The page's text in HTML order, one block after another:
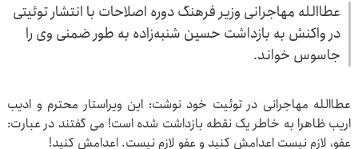
عطاالله مهاجرانی وزیر فرهنگ دوره اصلاحات با انتشار توئیتی
در واکنش به بازداشت حسین شنبه‌زاده به طور ضمنی وی را
جاسوس خواند.
عطاالله مهاجرانی در توئیت خود نوشت: این ویراستار محترم و ادیب
اریب ظاهرا به خاطر یک نقطه بازداشت شده است! می گفتند در عبارت:
عفو، لازم نیست اعدامش کنید و عفو لازم نیست. اعدامش کنید!